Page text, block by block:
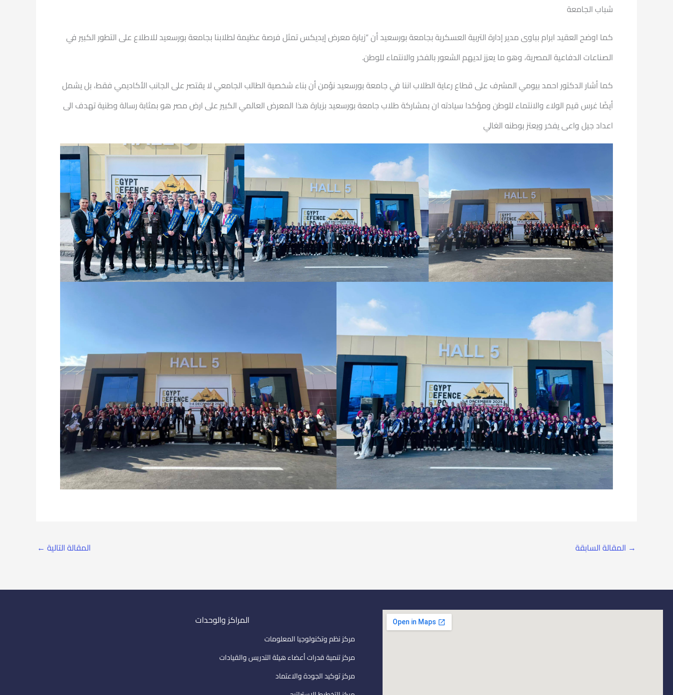
شباب الجامعة
كما اوضح العقيد ابرام بباوى مدير إدارة التربية العسكرية بجامعة بورسعيد أن “زيارة معرض إيديكس تمثل فرصة عظيمة لطلابنا بجامعة بورسعيد للاطلاع على التطور الكبير في
الصناعات الدفاعية المصرية، وهو ما يعزز لديهم الشعور بالفخر والانتماء للوطن.
كما أشار الدكتور احمد بيومي المشرف على قطاع رعاية الطلاب اننا في جامعة بورسعيد نؤمن أن بناء شخصية الطالب الجامعي لا يقتصر على الجانب الأكاديمي فقط، بل يشمل
أيضًا غرس قيم الولاء والانتماء للوطن ومؤكدا سيادته ان بمشاركة طلاب جامعة بورسعيد بزيارة هذا المعرض العالمي الكبير على ارض مصر هو بمثابة رسالة وطنية تهدف الى
اعداد جيل واعى يفخر ويعتز بوطنه الغالي
→ المقالة السابقة المقالة التالية ←
المراكز والوحدات
مركز نظم وتكنولوجيا المعلومات
مركز تنمية قدرات أعضاء هيئة التدريس والقيادات
مركز توكيد الجودة والاعتماد